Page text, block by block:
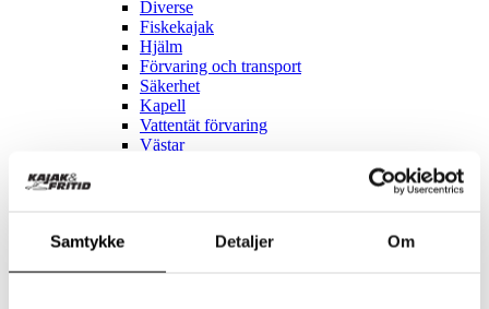
Samtykke Detaljer Om
Diverse
Fiskekajak
Hjälm
Förvaring och transport
Säkerhet
Kapell
Vattentät förvaring
Västar
Förvaring och transport